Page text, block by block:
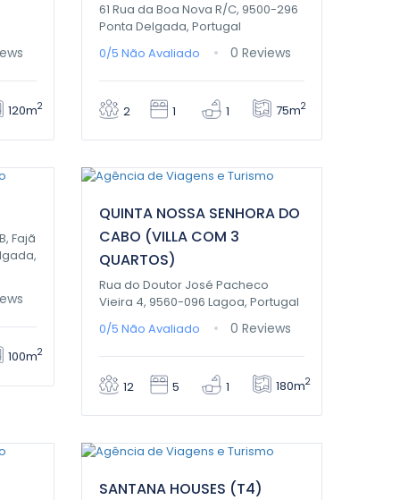
120m2
61 Rua da Boa Nova R/C, 9500-296
Ponta Delgada, Portugal
0/5 Não Avaliado 0 Reviews
2 1 1 75m2
Fajã
100m2
QUINTA NOSSA SENHORA DO
CABO (VILLA COM 3
QUARTOS)
Rua do Doutor José Pacheco
Vieira 4, 9560-096 Lagoa, Portugal
0/5 Não Avaliado 0 Reviews
12 5 1 180m2
SANTANA HOUSES (T4)